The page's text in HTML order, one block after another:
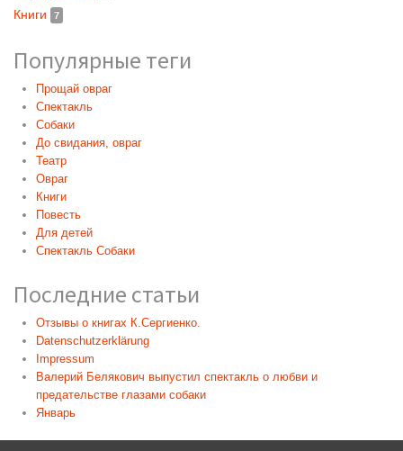
Книги 7
Популярные теги
Прощай овраг
Спектакль
Собаки
До свидания, овраг
Театр
Овраг
Книги
Повесть
Для детей
Спектакль Собаки
Последние статьи
Отзывы о книгах К.Сергиенко.
Datenschutzerklärung
Impressum
Валерий Белякович выпустил спектакль о любви и
предательстве глазами собаки
Январь